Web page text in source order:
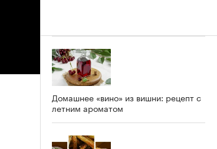
Домашнее «вино» из вишни: рецепт с
летним ароматом